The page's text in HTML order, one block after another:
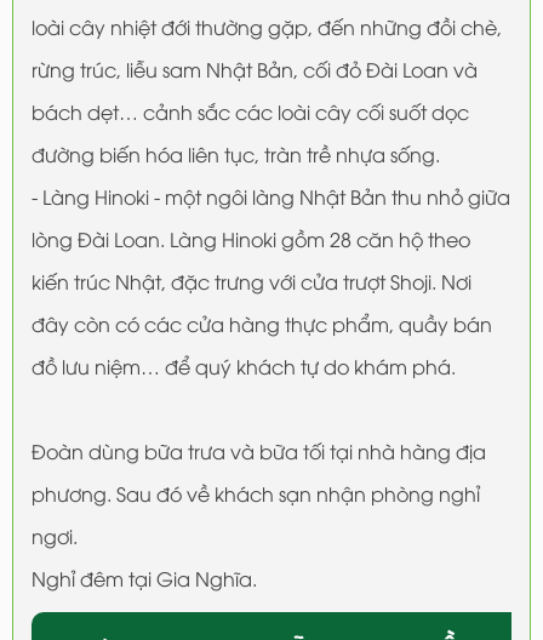
loài cây nhiệt đới thường gặp, đến những đồi chè,
rừng trúc, liễu sam Nhật Bản, cối đỏ Đài Loan và
bách dẹt… cảnh sắc các loài cây cối suốt dọc
đường biến hóa liên tục, tràn trề nhựa sống.
- Làng Hinoki - một ngôi làng Nhật Bản thu nhỏ giữa
lòng Đài Loan. Làng Hinoki gồm 28 căn hộ theo
kiến trúc Nhật, đặc trưng với cửa trượt Shoji. Nơi
đây còn có các cửa hàng thực phẩm, quầy bán
đồ lưu niệm… để quý khách tự do khám phá.
Đoàn dùng bữa trưa và bữa tối tại nhà hàng địa
phương. Sau đó về khách sạn nhận phòng nghỉ
ngơi.
Nghỉ đêm tại Gia Nghĩa.